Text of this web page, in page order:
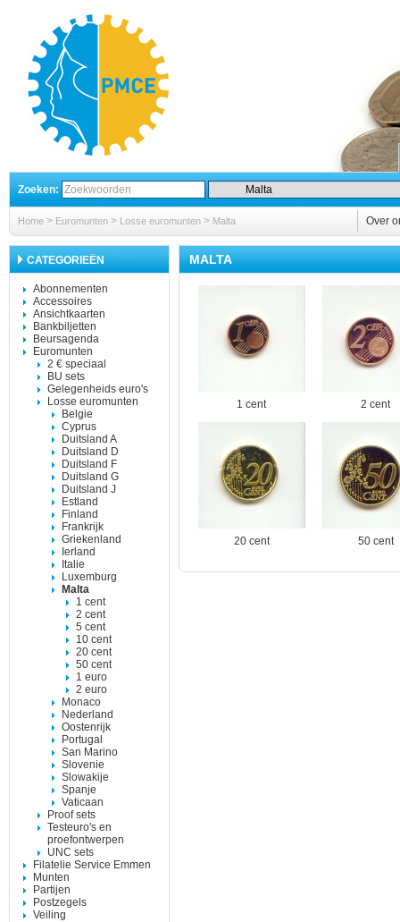
Zoeken:
Home > Euromunten > Losse euromunten > Malta Over
CATEGORIEËN
Abonnementen
Accessoires
Ansichtkaarten
Bankbiljetten
Beursagenda
Euromunten
2 € speciaal
BU sets
Gelegenheids euro's
Losse euromunten
Belgie
Cyprus
Duitsland A
Duitsland D
Duitsland F
Duitsland G
Duitsland J
Estland
Finland
Frankrijk
Griekenland
Ierland
Italie
Luxemburg
Malta
1 cent
2 cent
5 cent
10 cent
20 cent
50 cent
1 euro
2 euro
Monaco
Nederland
Oostenrijk
Portugal
San Marino
Slovenie
Slowakije
Spanje
Vaticaan
Proof sets
Testeuro's en
proefontwerpen
UNC sets
Filatelie Service Emmen
Munten
Partijen
Postzegels
Veiling
MALTA
1 cent 2 cent
20 cent 50 cent